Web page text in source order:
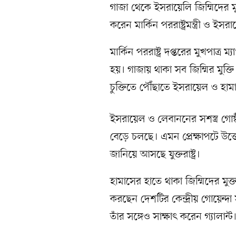
গাজা থেকে ইসরায়েলি
করেন মার্কিন পররাষ্ট্রমন্ত্রী ও
মার্কিন পররাষ্ট্র দপ্তরের মুখপাত্র
হয়। গাজায় থাকা সব জিম্মির
চুক্তিতে পৌঁছাতে ইসরায়েল ও
ইসরায়েল ও লেবাননের সশস্ত্র
বেড়ে চলছে। এমন প্রেক্ষাপটে
জানিয়ে আসছে যুক্তরাষ্ট্র।
হামাসের হাতে থাকা জিম্মিদের
করছেন দেশটির কেন্দ্রীয়
তাঁর সঙ্গেও সাক্ষাৎ করেন গ্যালান্ট।